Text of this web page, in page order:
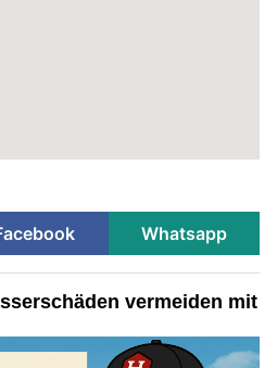
Whatsapp
vermeiden mit